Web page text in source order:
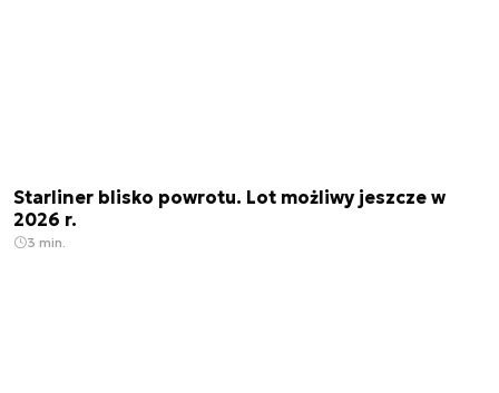
Starliner blisko powrotu. Lot możliwy jeszcze w
2026 r.
3 min.